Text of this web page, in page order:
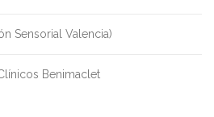
Sensorial Valencia)
Benimaclet